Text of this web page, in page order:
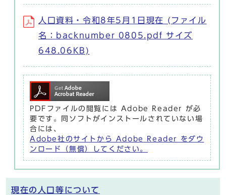
人口資料・令和8年5月1日現在 (ファイル
名：backnumber 0805.pdf サイズ
648.06KB)
PDFファイルの閲覧には Adobe Reader が必
要です。同ソフトがインストールされていない場
合には、
Adobe社のサイトから Adobe Reader をダウ
ンロード（無償）してください。
現在の人口等について